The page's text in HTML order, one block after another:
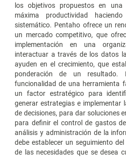
los objetivos propuestos en
máxima productividad
sistemático. Pentaho ofrece un
un mercado competitivo, que
implementación en una
interactuar a través de los datos
ayuden en el crecimiento, que
ponderación de un
funcionalidad de una herramienta
un factor estratégico para
generar estrategias e implementar
de decisiones, para dar soluciones
para definir el control de gastos
análisis y administración de la
debe establecer un seguimiento
de las necesidades que se desea